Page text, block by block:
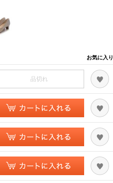
お気に入り
品切れ